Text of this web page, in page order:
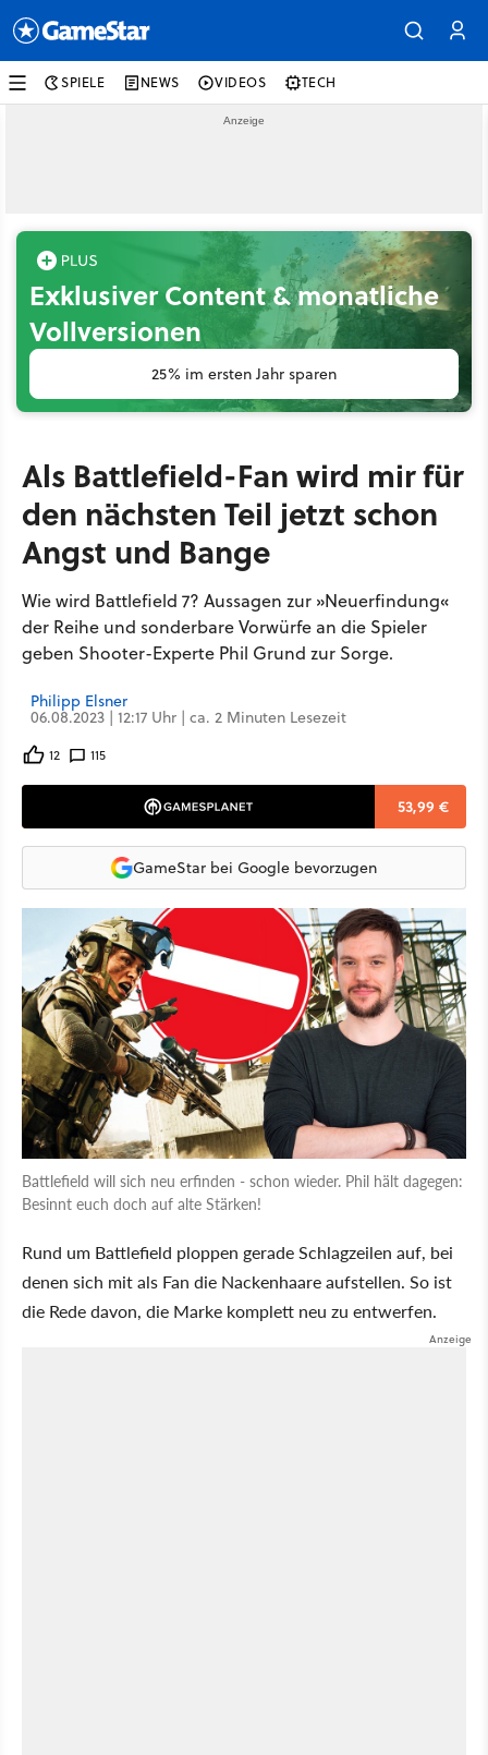
SPIELE NEWS VIDEOS TECH
Exklusiver Content & monatliche
Vollversionen
25% im ersten Jahr sparen
Als Battlefield-Fan wird mir für
den nächsten Teil jetzt schon
Angst und Bange
Wie wird Battlefield 7? Aussagen zur »Neuerfindung«
der Reihe und sonderbare Vorwürfe an die Spieler
geben Shooter-Experte Phil Grund zur Sorge.
Philipp Elsner
06.08.2023 | 12:17 Uhr | ca. 2 Minuten Lesezeit
12 115
53,99 €
GameStar bei Google bevorzugen
Battlefield will sich neu erfinden - schon wieder. Phil hält dagegen:
Besinnt euch doch auf alte Stärken!
Rund um Battlefield ploppen gerade Schlagzeilen auf, bei
denen sich mit als Fan die Nackenhaare aufstellen. So ist
die Rede davon, die Marke komplett neu zu entwerfen.